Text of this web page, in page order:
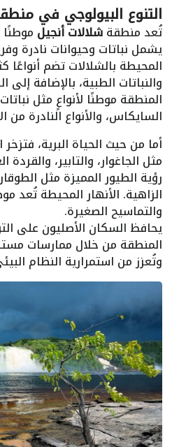
التنوع البيولوجي في
تُعد منطقةشلالات أنجيل
يشمل نباتات وحيوانات نادرة
المحيطة بالشلالات تضم أنواعًا
والنباتات الطبية، بالإضافة إلى
المنطقة موطنًا لأنواعٍ مثل
السايكاس، والأنواع النادرة من
أما من حيث الحياة البرية،
مثل الجاغوار، والتابير،
رؤية الطيور المميزة مثل
الزاهية. الأنهار المحيطة تُعد
والتماسيح الصغيرة.
يحافظ السكان الأصليون على
المنطقة من خلال ممارسات
وتُعزز من استمرارية النظام